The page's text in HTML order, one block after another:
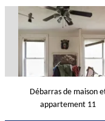
Débarras de maison
appartement 11